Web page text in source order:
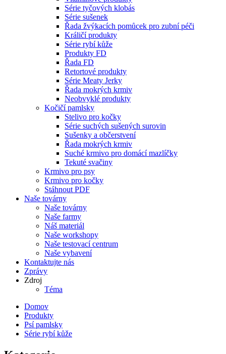
Série tyčových klobás
Série sušenek
Řada žvýkacích pomůcek pro zubní péči
Králičí produkty
Série rybí kůže
Produkty FD
Řada FD
Retortové produkty
Série Meaty Jerky
Řada mokrých krmiv
Neobvyklé produkty
Kočičí pamlsky
Stelivo pro kočky
Série suchých sušených surovin
Sušenky a občerstvení
Řada mokrých krmiv
Suché krmivo pro domácí mazlíčky
Tekuté svačiny
Krmivo pro psy
Krmivo pro kočky
Stáhnout PDF
Naše továrny
Naše továrny
Naše farmy
Náš materiál
Naše workshopy
Naše testovací centrum
Naše vybavení
Kontaktujte nás
Zprávy
Zdroj
Téma
Domov
Produkty
Psí pamlsky
Série rybí kůže